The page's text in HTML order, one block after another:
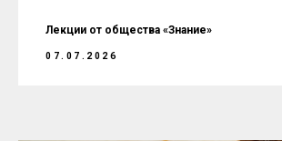
Лекции от общества «Знание»
07.07.2026